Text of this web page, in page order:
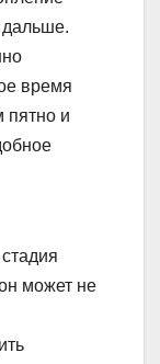
дальше.
время
пятно и
может не